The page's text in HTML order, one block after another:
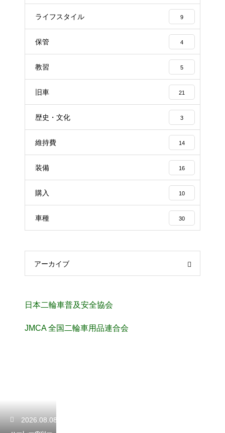
ライフスタイル 9
保管 4
教習 5
旧車 21
歴史・文化 3
維持費 14
装備 16
購入 10
車種 30
アーカイブ
日本二輪車普及安全協会
JMCA 全国二輪車用品連合会
2026.08.08